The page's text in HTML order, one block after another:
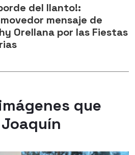
del llanto!:
mensaje de
Orellana por las Fiestas
que